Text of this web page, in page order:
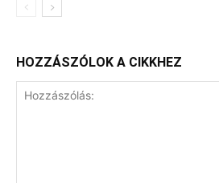
HOZZÁSZÓLOK A CIKKHEZ